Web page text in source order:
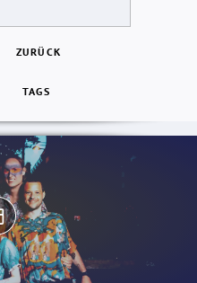
ZURÜCK
TAGS